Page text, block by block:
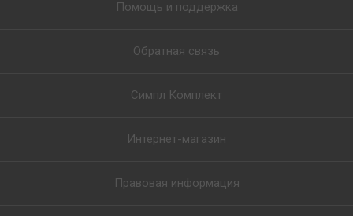
Помощь и поддержка
Обратная связь
Симпл Комплект
Интернет-магазин
Правовая информация